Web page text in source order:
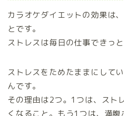
カラオケダイエットの効果は
とです。
ストレスは毎日の仕事できっ
ストレスをためたままにして
んです。
その理由は2つ。1つは、スト
くなること。もう1つは、満